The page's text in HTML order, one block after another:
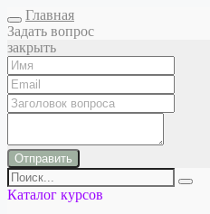
Главная
Задать вопрос
закрыть
Отправить
Каталог курсов